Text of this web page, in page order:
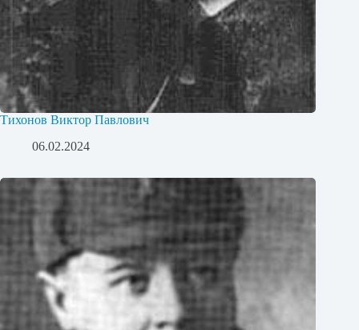
Тихонов Виктор Павлович
06.02.2024